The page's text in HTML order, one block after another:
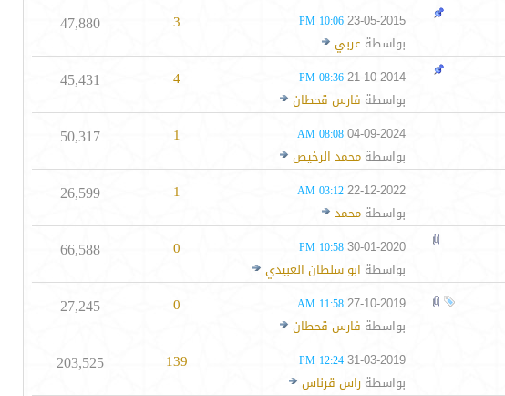
23-05-2015
10:06 PM
بواسطةعربي
3
47,880
21-10-2014
08:36 PM
بواسطة فارس قحطان
4
45,431
04-09-2024
08:08 AM
بواسطةمحمد الرخيص
1
50,317
22-12-2022
03:12 AM
بواسطةمحمد
1
26,599
30-01-2020
10:58 PM
بواسطة ابو سلطان العبيدي
0
66,588
27-10-2019
11:58 AM
بواسطة فارس قحطان
0
27,245
31-03-2019
12:24 PM
بواسطةراس قرناس
139
203,525